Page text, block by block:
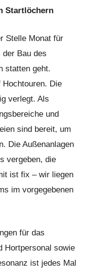
Startlöchern
Stelle Monat für
Bau des
statten geht.
Hochtouren. Die
verlegt. Als
und
sind bereit, um
Die Außenanlagen
vergeben, die
ist fix – wir liegen
im vorgegebenen
für das
Hortpersonal sowie
ist jedes Mal